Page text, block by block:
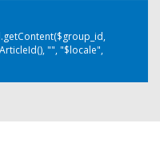
"", "$locale",